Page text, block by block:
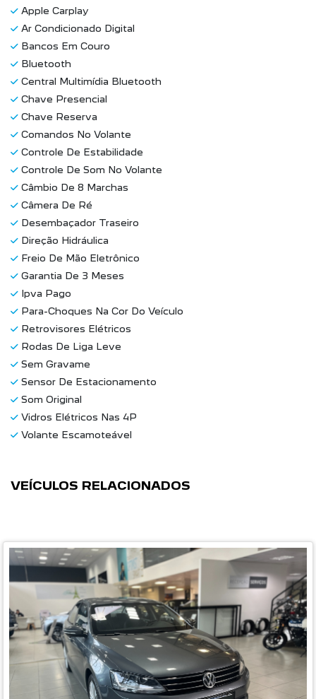
Apple Carplay
Ar Condicionado Digital
Bancos Em Couro
Bluetooth
Central Multimídia Bluetooth
Chave Presencial
Chave Reserva
Comandos No Volante
Controle De Estabilidade
Controle De Som No Volante
Câmbio De 8 Marchas
Câmera De Ré
Desembaçador Traseiro
Direção Hidráulica
Freio De Mão Eletrônico
Garantia De 3 Meses
Ipva Pago
Para-Choques Na Cor Do Veículo
Retrovisores Elétricos
Rodas De Liga Leve
Sem Gravame
Sensor De Estacionamento
Som Original
Vidros Elétricos Nas 4P
Volante Escamoteável
VEÍCULOS RELACIONADOS